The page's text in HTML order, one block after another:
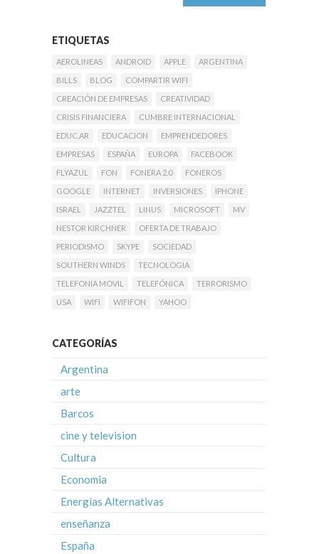
ETIQUETAS
AEROLINEAS ANDROID APPLE
ARGENTINA
BILLS
BLOG
COMPARTIR WIFI
CREACIÓN DE EMPRESAS
CREATIVIDAD
CRISIS FINANCIERA
CUMBRE INTERNACIONAL
EDUC.AR
EDUCACION
EMPRENDEDORES
EMPRESAS
ESPAÑA EUROPA
FACEBOOK
FLYAZUL
FON FONERA 2.0
FONEROS
GOOGLE
INTERNET INVERSIONES
IPHONE
ISRAEL
JAZZTEL LINUS MICROSOFT
MV
NESTOR KIRCHNER
OFERTA DE TRABAJO
PERIODISMO
SKYPE
SOCIEDAD
SOUTHERN WINDS
TECNOLOGIA
TELEFONIA MOVIL
TELEFÓNICA
TERRORISMO
USA
WIFI WIFIFON YAHOO
CATEGORÍAS
Argentina
arte
Barcos
cine y television
Cultura
Economia
Energías Alternativas
enseñanza
España